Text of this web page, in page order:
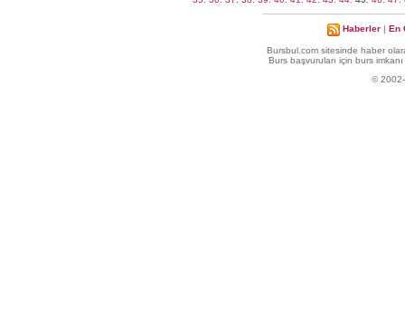
Haberler | En
Bursbul.com sitesinde haber
Burs başvuruları için burs
© 2002-